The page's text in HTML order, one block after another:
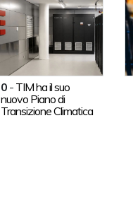
0- TIM ha il suo
nuovo Piano di
Transizione Climatica